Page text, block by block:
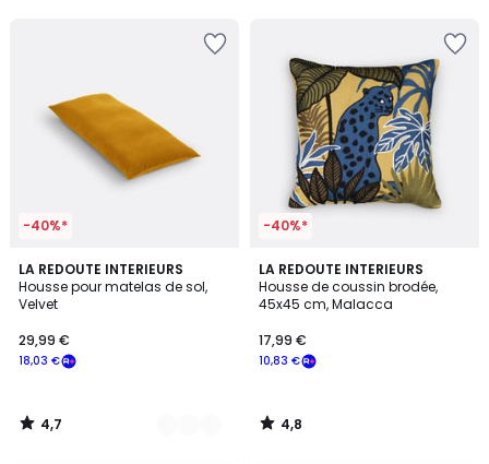
-40%*
LA REDOUTE INTERIEURS
Housse pour matelas de sol,
Velvet
18,03 €
29,99 €
4,7
/ 5
4
Couleurs
4,7
/
-40%*
LA REDOUTE INTERIEURS
Housse de coussin brodée,
45x45 cm, Malacca
10,83 €
17,99 €
4,8
/ 5
4,8
/